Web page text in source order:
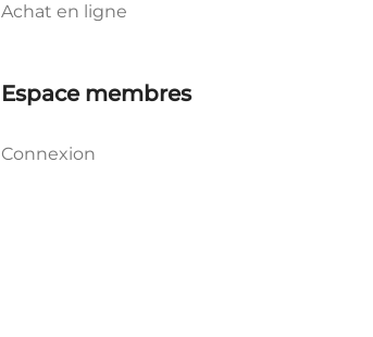
Achat en ligne
Espace membres
Connexion